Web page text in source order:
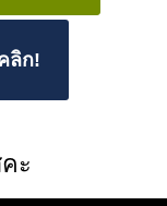
ลิก!
ะ